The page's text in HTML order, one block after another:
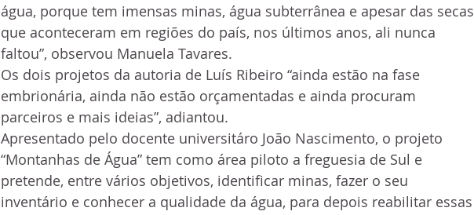
água, porque tem imensas minas, água subterrânea e apesar das secas
que aconteceram em regiões do país, nos últimos anos, ali nunca
faltou”, observou Manuela Tavares.
Os dois projetos da autoria de Luís Ribeiro “ainda estão na fase
embrionária, ainda não estão orçamentadas e ainda procuram
parceiros e mais ideias”, adiantou.
Apresentado pelo docente universitáro João Nascimento, o projeto
“Montanhas de Água” tem como área piloto a freguesia de Sul e
pretende, entre vários objetivos, identificar minas, fazer o seu
inventário e conhecer a qualidade da água, para depois reabilitar essas